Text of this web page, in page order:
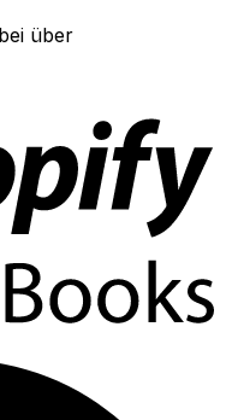
über